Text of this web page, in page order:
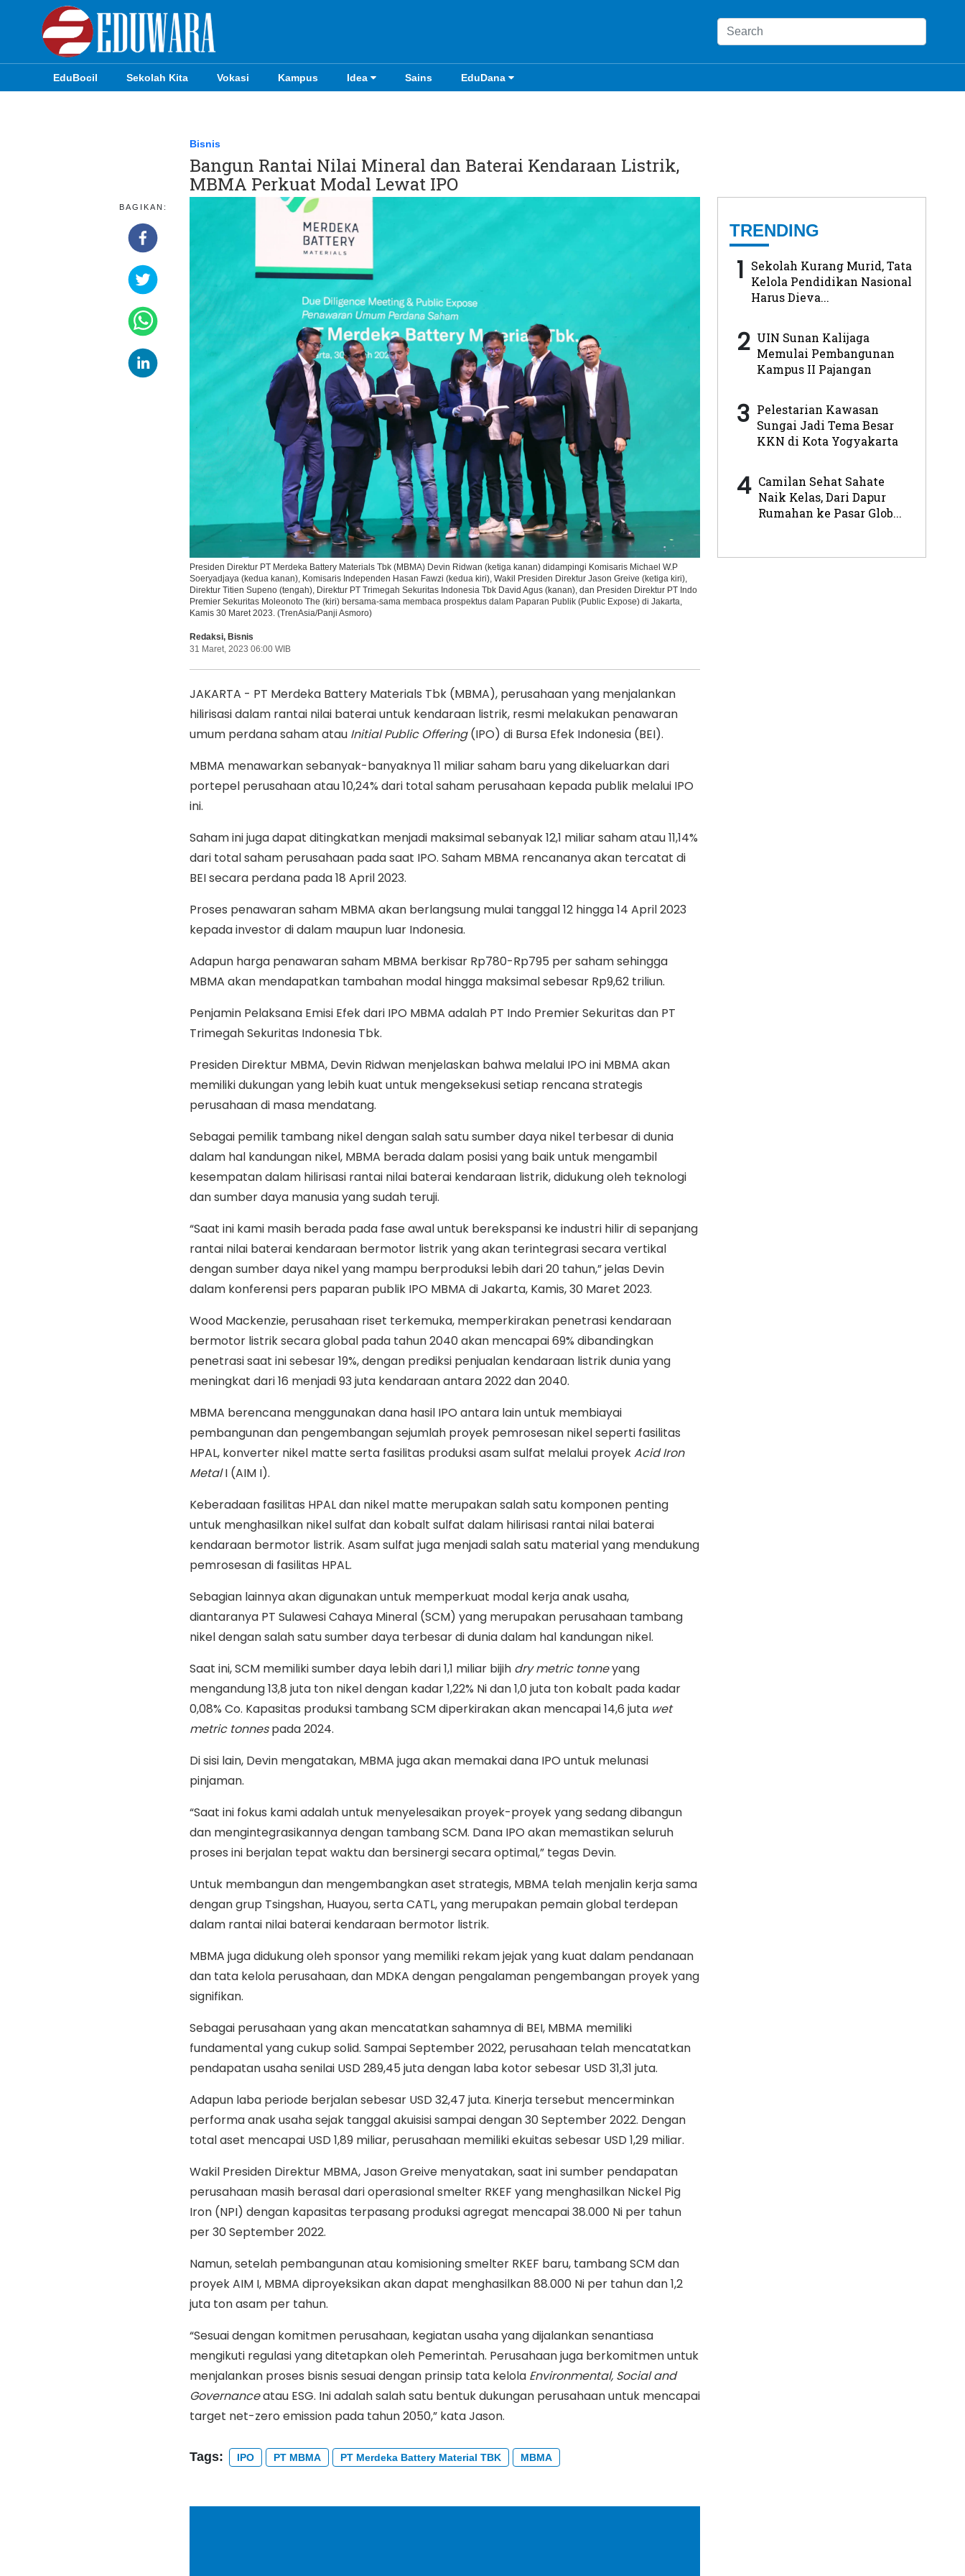
EduBocil Sekolah Kita Vokasi Kampus Idea Sains EduDana
Ikuti Kami di:
Bisnis
Bangun Rantai Nilai Mineral dan Baterai Kendaraan Listrik,
MBMA Perkuat Modal Lewat IPO
BAGIKAN:
Presiden Direktur PT Merdeka Battery Materials Tbk (MBMA) Devin Ridwan (ketiga kanan) didampingi Komisaris Michael W.P
Soeryadjaya (kedua kanan), Komisaris Independen Hasan Fawzi (kedua kiri), Wakil Presiden Direktur Jason Greive (ketiga kiri),
Direktur Titien Supeno (tengah), Direktur PT Trimegah Sekuritas Indonesia Tbk David Agus (kanan), dan Presiden Direktur PT Indo
Premier Sekuritas Moleonoto The (kiri) bersama-sama membaca prospektus dalam Paparan Publik (Public Expose) di Jakarta,
Kamis 30 Maret 2023. (TrenAsia/Panji Asmoro)
Redaksi, Bisnis
31 Maret, 2023 06:00 WIB
JAKARTA - PT Merdeka Battery Materials Tbk (MBMA), perusahaan yang menjalankan
hilirisasi dalam rantai nilai baterai untuk kendaraan listrik, resmi melakukan penawaran
umum perdana saham atau Initial Public Offering(IPO) di Bursa Efek Indonesia (BEI).
MBMA menawarkan sebanyak-banyaknya 11 miliar saham baru yang dikeluarkan dari
portepel perusahaan atau 10,24% dari total saham perusahaan kepada publik melalui IPO
ini.
Saham ini juga dapat ditingkatkan menjadi maksimal sebanyak 12,1 miliar saham atau 11,14%
dari total saham perusahaan pada saat IPO. Saham MBMA rencananya akan tercatat di
BEI secara perdana pada 18 April 2023.
Proses penawaran saham MBMA akan berlangsung mulai tanggal 12 hingga 14 April 2023
kepada investor di dalam maupun luar Indonesia.
Adapun harga penawaran saham MBMA berkisar Rp780-Rp795 per saham sehingga
MBMA akan mendapatkan tambahan modal hingga maksimal sebesar Rp9,62 triliun.
Penjamin Pelaksana Emisi Efek dari IPO MBMA adalah PT Indo Premier Sekuritas dan PT
Trimegah Sekuritas Indonesia Tbk.
Presiden Direktur MBMA, Devin Ridwan menjelaskan bahwa melalui IPO ini MBMA akan
memiliki dukungan yang lebih kuat untuk mengeksekusi setiap rencana strategis
perusahaan di masa mendatang.
Sebagai pemilik tambang nikel dengan salah satu sumber daya nikel terbesar di dunia
dalam hal kandungan nikel, MBMA berada dalam posisi yang baik untuk mengambil
kesempatan dalam hilirisasi rantai nilai baterai kendaraan listrik, didukung oleh teknologi
dan sumber daya manusia yang sudah teruji.
“Saat ini kami masih berada pada fase awal untuk berekspansi ke industri hilir di sepanjang
rantai nilai baterai kendaraan bermotor listrik yang akan terintegrasi secara vertikal
dengan sumber daya nikel yang mampu berproduksi lebih dari 20 tahun,” jelas Devin
dalam konferensi pers paparan publik IPO MBMA di Jakarta, Kamis, 30 Maret 2023.
Wood Mackenzie, perusahaan riset terkemuka, memperkirakan penetrasi kendaraan
bermotor listrik secara global pada tahun 2040 akan mencapai 69% dibandingkan
penetrasi saat ini sebesar 19%, dengan prediksi penjualan kendaraan listrik dunia yang
meningkat dari 16 menjadi 93 juta kendaraan antara 2022 dan 2040.
MBMA berencana menggunakan dana hasil IPO antara lain untuk membiayai
pembangunan dan pengembangan sejumlah proyek pemrosesan nikel seperti fasilitas
HPAL, konverter nikel matte serta fasilitas produksi asam sulfat melalui proyekAcid Iron
MetalI (AIM I).
Keberadaan fasilitas HPAL dan nikel matte merupakan salah satu komponen penting
untuk menghasilkan nikel sulfat dan kobalt sulfat dalam hilirisasi rantai nilai baterai
kendaraan bermotor listrik. Asam sulfat juga menjadi salah satu material yang mendukung
pemrosesan di fasilitas HPAL.
Sebagian lainnya akan digunakan untuk memperkuat modal kerja anak usaha,
diantaranya PT Sulawesi Cahaya Mineral (SCM) yang merupakan perusahaan tambang
nikel dengan salah satu sumber daya terbesar di dunia dalam hal kandungan nikel.
Saat ini, SCM memiliki sumber daya lebih dari 1,1 miliar bijih dry metric tonneyang
mengandung 13,8 juta ton nikel dengan kadar 1,22% Ni dan 1,0 juta ton kobalt pada kadar
0,08% Co. Kapasitas produksi tambang SCM diperkirakan akan mencapai 14,6 juta wet
metric tonnespada 2024.
Di sisi lain, Devin mengatakan, MBMA juga akan memakai dana IPO untuk melunasi
pinjaman.
“Saat ini fokus kami adalah untuk menyelesaikan proyek-proyek yang sedang dibangun
dan mengintegrasikannya dengan tambang SCM. Dana IPO akan memastikan seluruh
proses ini berjalan tepat waktu dan bersinergi secara optimal,” tegas Devin.
Untuk membangun dan mengembangkan aset strategis, MBMA telah menjalin kerja sama
dengan grup Tsingshan, Huayou, serta CATL, yang merupakan pemain global terdepan
dalam rantai nilai baterai kendaraan bermotor listrik.
MBMA juga didukung oleh sponsor yang memiliki rekam jejak yang kuat dalam pendanaan
dan tata kelola perusahaan, dan MDKA dengan pengalaman pengembangan proyek yang
signifikan.
Sebagai perusahaan yang akan mencatatkan sahamnya di BEI, MBMA memiliki
fundamental yang cukup solid. Sampai September 2022, perusahaan telah mencatatkan
pendapatan usaha senilai USD 289,45 juta dengan laba kotor sebesar USD 31,31 juta.
Adapun laba periode berjalan sebesar USD 32,47 juta. Kinerja tersebut mencerminkan
performa anak usaha sejak tanggal akuisisi sampai dengan 30 September 2022. Dengan
total aset mencapai USD 1,89 miliar, perusahaan memiliki ekuitas sebesar USD 1,29 miliar.
Wakil Presiden Direktur MBMA, Jason Greive menyatakan, saat ini sumber pendapatan
perusahaan masih berasal dari operasional smelter RKEF yang menghasilkan Nickel Pig
Iron (NPI) dengan kapasitas terpasang produksi agregat mencapai 38.000 Ni per tahun
per 30 September 2022.
Namun, setelah pembangunan atau komisioning smelter RKEF baru, tambang SCM dan
proyek AIM I, MBMA diproyeksikan akan dapat menghasilkan 88.000 Ni per tahun dan 1,2
juta ton asam per tahun.
“Sesuai dengan komitmen perusahaan, kegiatan usaha yang dijalankan senantiasa
mengikuti regulasi yang ditetapkan oleh Pemerintah. Perusahaan juga berkomitmen untuk
menjalankan proses bisnis sesuai dengan prinsip tata kelola Environmental, Social and
Governanceatau ESG. Ini adalah salah satu bentuk dukungan perusahaan untuk mencapai
target net-zero emission pada tahun 2050,” kata Jason.
Tags: IPO PT MBMA PT Merdeka Battery Material TBK MBMA
TRENDING
1 Sekolah Kurang Murid, Tata
Kelola Pendidikan Nasional
Harus Dieva...
2 UIN Sunan Kalijaga
Memulai Pembangunan
Kampus II Pajangan
3 Pelestarian Kawasan
Sungai Jadi Tema Besar
KKN di Kota Yogyakarta
4 Camilan Sehat Sahate
Naik Kelas, Dari Dapur
Rumahan ke Pasar Glob...